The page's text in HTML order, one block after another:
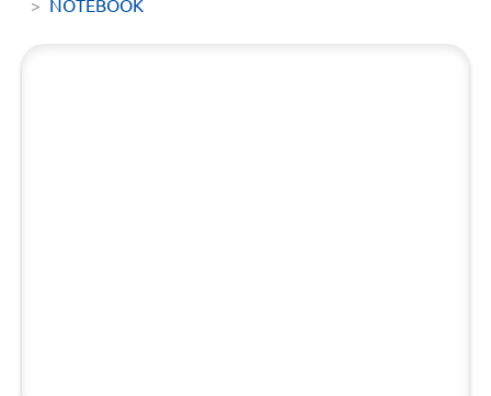
NOTEBOOK